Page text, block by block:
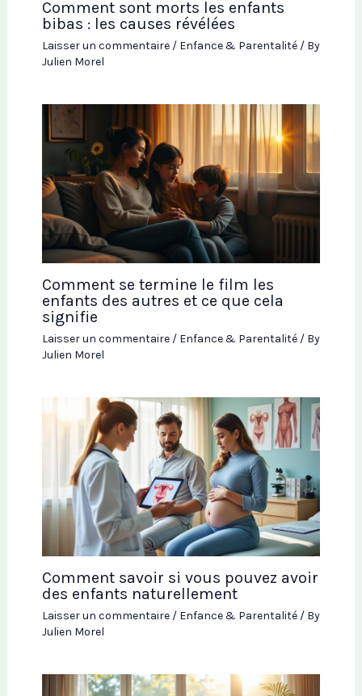
Comment sont morts les enfants
bibas : les causes révélées
Laisser un commentaire / Enfance & Parentalité/ By
Julien Morel
Comment se termine le film les
enfants des autres et ce que cela
signifie
Laisser un commentaire / Enfance & Parentalité/ By
Julien Morel
Comment savoir si vous pouvez avoir
des enfants naturellement
Laisser un commentaire / Enfance & Parentalité/ By
Julien Morel